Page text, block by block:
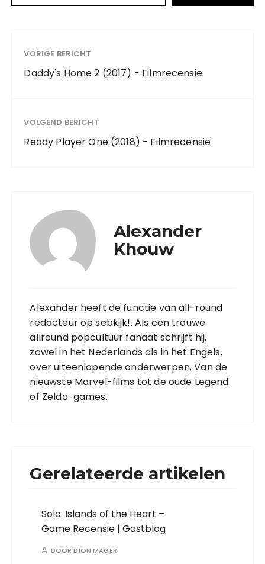
VORIGE BERICHT
Daddy's Home 2 (2017) - Filmrecensie
VOLGEND BERICHT
Ready Player One (2018) - Filmrecensie
Alexander
Khouw
Alexander heeft de functie van all-round
redacteur op sebkijk!. Als een trouwe
allround popcultuur fanaat schrijft hij,
zowel in het Nederlands als in het Engels,
over uiteenlopende onderwerpen. Van de
nieuwste Marvel-films tot de oude Legend
of Zelda-games.
Gerelateerde artikelen
Solo: Islands of the Heart –
Game Recensie | Gastblog
DOORDION MAGER